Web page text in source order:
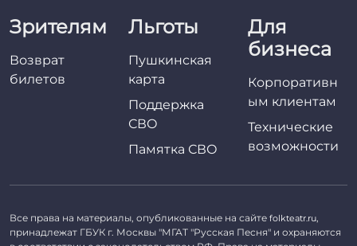
Зрителям
Возврат
билетов
Льготы
Пушкинская
карта
Поддержка
СВО
Памятка СВО
Для
бизнеса
Корпоративн
ым клиентам
Технические
возможности
Все права на материалы, опубликованные на сайте folkteatr.ru,
принадлежат ГБУК г. Москвы "МГАТ "Русская Песня" и охраняются